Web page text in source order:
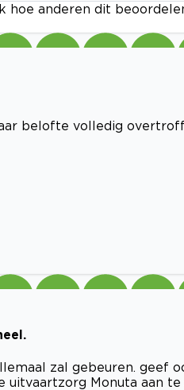
hoe anderen dit
belofte volledig
zal gebeuren. geef
Monuta aan te